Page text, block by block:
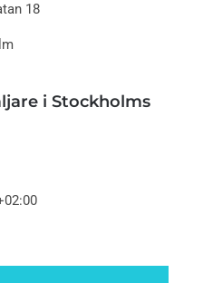
18
i Stockholms